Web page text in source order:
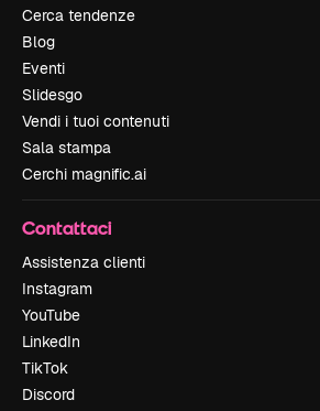
Cerca tendenze
Blog
Eventi
Slidesgo
Vendi i tuoi contenuti
Sala stampa
Cerchi magnific.ai
Contattaci
Assistenza clienti
Instagram
YouTube
LinkedIn
TikTok
Discord